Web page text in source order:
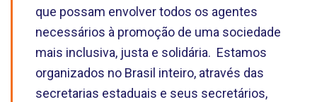
que possam envolver todos os agentes
necessários à promoção de uma sociedade
mais inclusiva, justa e solidária. Estamos
organizados no Brasil inteiro, através das
secretarias estaduais e seus secretários,